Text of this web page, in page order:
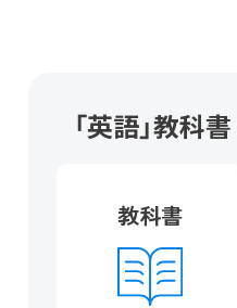
「英語」教科
教科書